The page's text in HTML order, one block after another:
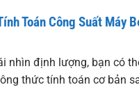
Toán Công Suất Máy
nhìn định lượng, bạn có
thức tính toán cơ bản